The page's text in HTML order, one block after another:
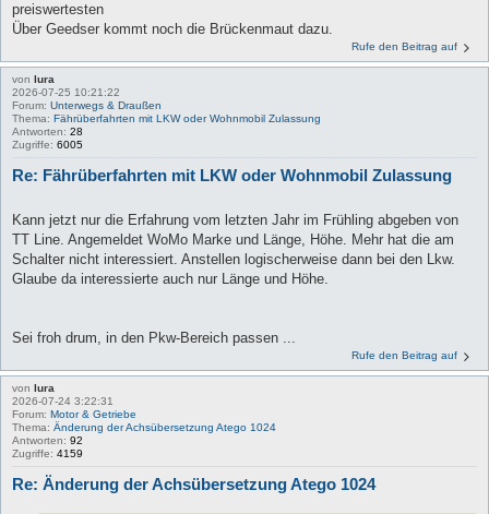
preiswertesten
Über Geedser kommt noch die Brückenmaut dazu.
Rufe den Beitrag auf
von lura
2026-07-25 10:21:22
Forum: Unterwegs & Draußen
Thema: Fährüberfahrten mit LKW oder Wohnmobil Zulassung
Antworten: 28
Zugriffe: 6005
Re: Fährüberfahrten mit LKW oder Wohnmobil Zulassung
Kann jetzt nur die Erfahrung vom letzten Jahr im Frühling abgeben von
TT Line. Angemeldet WoMo Marke und Länge, Höhe. Mehr hat die am
Schalter nicht interessiert. Anstellen logischerweise dann bei den Lkw.
Glaube da interessierte auch nur Länge und Höhe.
Sei froh drum, in den Pkw-Bereich passen ...
Rufe den Beitrag auf
von lura
2026-07-24 3:22:31
Forum: Motor & Getriebe
Thema: Änderung der Achsübersetzung Atego 1024
Antworten: 92
Zugriffe: 4159
Re: Änderung der Achsübersetzung Atego 1024